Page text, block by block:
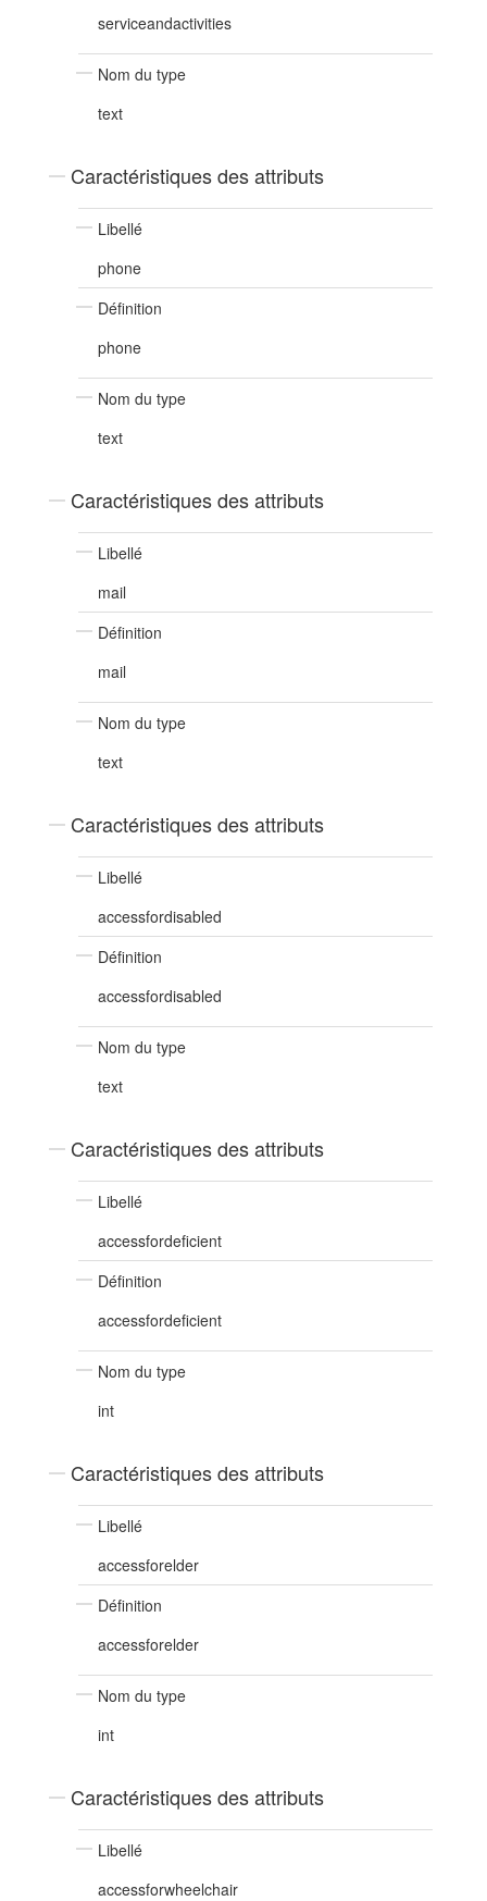
serviceandactivities
Nom du type
text
Caractéristiques des attributs
Libellé
phone
Définition
phone
Nom du type
text
Caractéristiques des attributs
Libellé
mail
Définition
mail
Nom du type
text
Caractéristiques des attributs
Libellé
accessfordisabled
Définition
accessfordisabled
Nom du type
text
Caractéristiques des attributs
Libellé
accessfordeficient
Définition
accessfordeficient
Nom du type
int
Caractéristiques des attributs
Libellé
accessforelder
Définition
accessforelder
Nom du type
int
Caractéristiques des attributs
Libellé
accessforwheelchair